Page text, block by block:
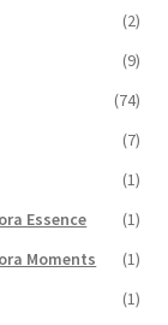
(2)
(9)
(74)
(7)
(1)
Essence
(1)
Moments
(1)
(1)